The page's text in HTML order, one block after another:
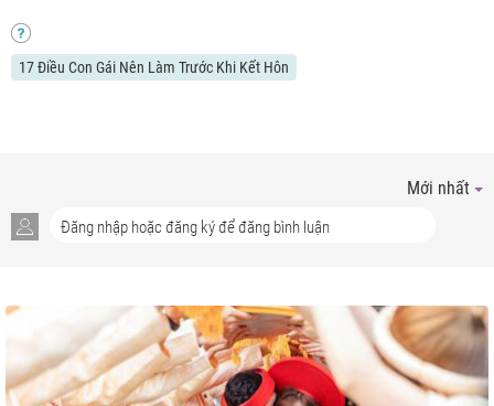
17 Điều Con Gái Nên Làm Trước Khi Kết Hôn
Mới nhất